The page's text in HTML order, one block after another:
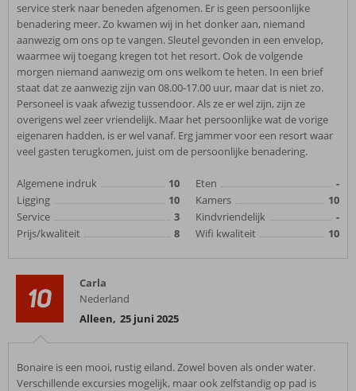
service sterk naar beneden afgenomen. Er is geen persoonlijke
benadering meer. Zo kwamen wij in het donker aan, niemand
aanwezig om ons op te vangen. Sleutel gevonden in een envelop,
waarmee wij toegang kregen tot het resort. Ook de volgende
morgen niemand aanwezig om ons welkom te heten. In een brief
staat dat ze aanwezig zijn van 08.00-17.00 uur, maar dat is niet zo.
Personeel is vaak afwezig tussendoor. Als ze er wel zijn, zijn ze
overigens wel zeer vriendelijk. Maar het persoonlijke wat de vorige
eigenaren hadden, is er wel vanaf. Erg jammer voor een resort waar
veel gasten terugkomen, juist om de persoonlijke benadering.
Algemene indruk
10
Ligging
10
Service
3
Prijs/kwaliteit
8
Eten
-
Kamers
10
Kindvriendelijk
-
Wifi kwaliteit
10
10
Carla
Nederland
Alleen, 25 juni 2025
Bonaire is een mooi, rustig eiland. Zowel boven als onder water.
Verschillende excursies mogelijk, maar ook zelfstandig op pad is